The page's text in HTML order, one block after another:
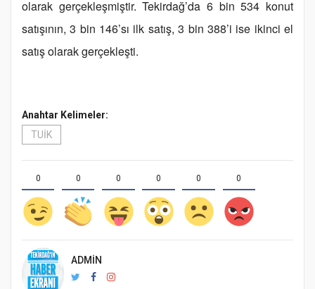
olarak gerçekleşmiştir. Tekirdağ’da 6 bin 534 konut
satışının, 3 bin 146’sı ilk satış, 3 bin 388’i ise ikinci el
satış olarak gerçekleşti.
Anahtar Kelimeler:
TUİK
0 0 0 0 0 0
ADMIN